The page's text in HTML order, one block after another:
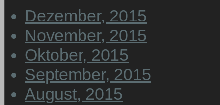
Dezember, 2015
November, 2015
Oktober, 2015
September, 2015
August, 2015